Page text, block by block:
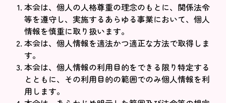
本会は、個人の人格尊重の理念のもとに、関係法令
等を遵守し、実施するあらゆる事業において、個人
情報を慎重に取り扱います。
本会は、個人情報を適法かつ適正な方法で取得しま
す。
本会は、個人情報の利用目的をできる限り特定する
とともに、その利用目的の範囲でのみ個人情報を利
用します。